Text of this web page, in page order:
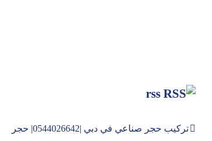
rss
تركيب حجر صناعي في دبي |0544026642| حجر